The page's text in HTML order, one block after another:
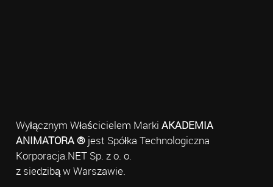
Wyłącznym Właścicielem Marki AKADEMIA
ANIMATORA ®jest Spółka Technologiczna
Korporacja.NET Sp. z o. o.
z siedzibą w Warszawie.